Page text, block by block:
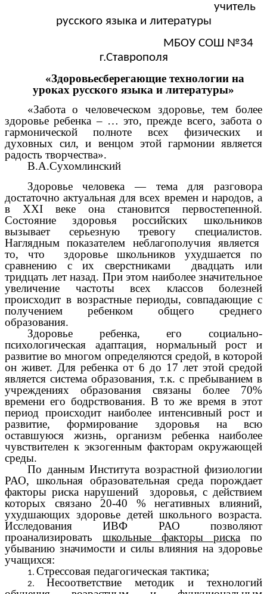
учитель
русского языка и литературы
МБОУ СОШ №34
г.Ставрополя
«Здоровьесберегающие технологии на
уроках русского языка и литературы»
«Забота о человеческом здоровье, тем более
здоровье ребенка – … это, прежде всего, забота о
гармонической полноте всех физических и
духовных сил, и венцом этой гармонии является
радость творчества».
В.А.Сухомлинский
Здоровье человека — тема для разговора
достаточно актуальная для всех времен и народов, а
в XXI веке она становится первостепенной.
Состояние здоровья российских школьников
вызывает серьезную тревогу специалистов.
Наглядным показателем неблагополучия является
то, что здоровье школьников ухудшается по
сравнению с их сверстниками двадцать или
тридцать лет назад. При этом наиболее значительное
увеличение частоты всех классов болезней
происходит в возрастные периоды, совпадающие с
получением ребенком общего среднего
образования.
Здоровье ребенка, его социально-
психологическая адаптация, нормальный рост и
развитие во многом определяются средой, в которой
он живет. Для ребенка от 6 до 17 лет этой средой
является система образования, т.к. с пребыванием в
учреждениях образования связаны более 70%
времени его бодрствования. В то же время в этот
период происходит наиболее интенсивный рост и
развитие, формирование здоровья на всю
оставшуюся жизнь, организм ребенка наиболее
чувствителен к экзогенным факторам окружающей
среды.
По данным Института возрастной физиологии
РАО, школьная образовательная среда порождает
факторы риска нарушений здоровья, с действием
которых связано 20-40 % негативных влияний,
ухудшающих здоровье детей школьного возраста.
Исследования ИВФ РАО позволяют
проанализировать школьные факторы риска по
убыванию значимости и силы влияния на здоровье
учащихся:
Стрессовая педагогическая тактика;
Несоответствие методик и технологий